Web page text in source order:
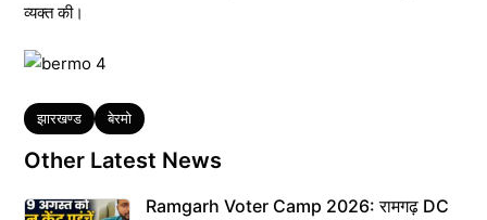
व्यक्त की।
Tags
झारखण्ड बेरमो
Other Latest News
Ramgarh Voter Camp 2026: रामगढ़ DC